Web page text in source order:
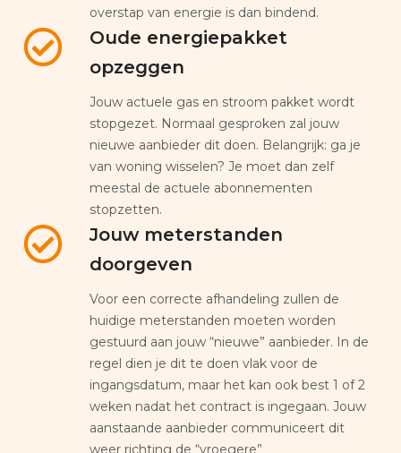
overstap van energie is dan bindend.
Oude energiepakket
opzeggen
Jouw actuele gas en stroom pakket wordt
stopgezet. Normaal gesproken zal jouw
nieuwe aanbieder dit doen. Belangrijk: ga je
van woning wisselen? Je moet dan zelf
meestal de actuele abonnementen
stopzetten.
Jouw meterstanden
doorgeven
Voor een correcte afhandeling zullen de
huidige meterstanden moeten worden
gestuurd aan jouw “nieuwe” aanbieder. In de
regel dien je dit te doen vlak voor de
ingangsdatum, maar het kan ook best 1 of 2
weken nadat het contract is ingegaan. Jouw
aanstaande aanbieder communiceert dit
weer richting de “vroegere”